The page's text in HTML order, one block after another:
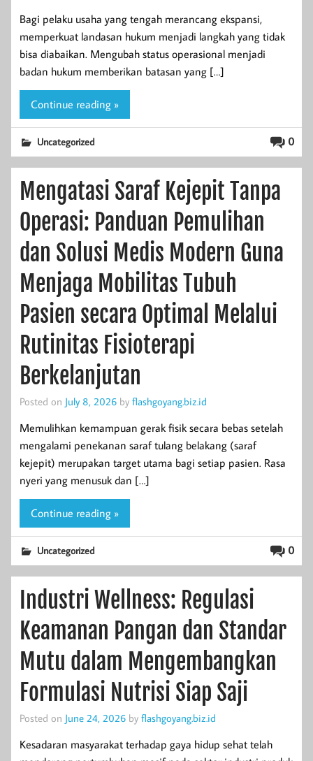
Bagi pelaku usaha yang tengah merancang ekspansi,
memperkuat landasan hukum menjadi langkah yang tidak
bisa diabaikan. Mengubah status operasional menjadi
badan hukum memberikan batasan yang […]
Continue reading »
0
Uncategorized
Mengatasi Saraf Kejepit Tanpa
Operasi: Panduan Pemulihan
dan Solusi Medis Modern Guna
Menjaga Mobilitas Tubuh
Pasien secara Optimal Melalui
Rutinitas Fisioterapi
Berkelanjutan
Posted on July 8, 2026 by flashgoyang.biz.id
Memulihkan kemampuan gerak fisik secara bebas setelah
mengalami penekanan saraf tulang belakang (saraf
kejepit) merupakan target utama bagi setiap pasien. Rasa
nyeri yang menusuk dan […]
Continue reading »
0
Uncategorized
Industri Wellness: Regulasi
Keamanan Pangan dan Standar
Mutu dalam Mengembangkan
Formulasi Nutrisi Siap Saji
Posted on June 24, 2026 by flashgoyang.biz.id
Kesadaran masyarakat terhadap gaya hidup sehat telah